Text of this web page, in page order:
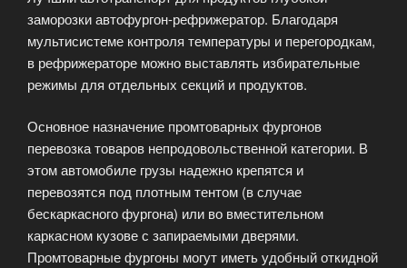
заморозки автофургон-рефрижератор. Благодаря
мультисистеме контроля температуры и перегородкам,
в рефрижераторе можно выставлять избирательные
режимы для отдельных секций и продуктов.
Основное назначение промтоварных фургонов
перевозка товаров непродовольственной категории. В
этом автомобиле грузы надежно крепятся и
перевозятся под плотным тентом (в случае
бескаркасного фургона) или во вместительном
каркасном кузове с запираемыми дверями.
Промтоварные фургоны могут иметь удобный откидной